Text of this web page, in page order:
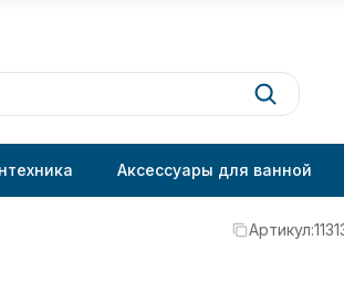
Аксессуары для ванной
Артикул: